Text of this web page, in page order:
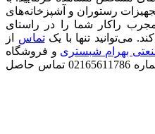
رستوران و آشپزخانه‌های
راکار شما را در راستای
می‌توانید تنها با یکتماس از
بهرام شبستری و فروشگاه
اینترتی راکار بهره‌مند شوید و با شماره 02165611786 تماس حاصل